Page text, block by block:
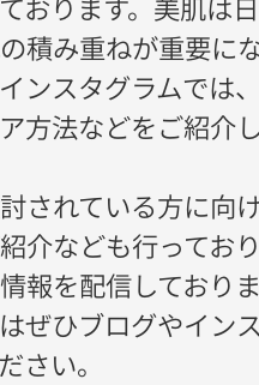
積み重ねが重要に
ンスタグラムでは
方法などをご紹介
されている方に向
介なども行ってお
報を配信しており
ぜひブログやイン
さい。